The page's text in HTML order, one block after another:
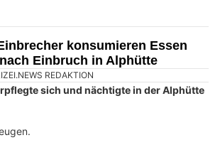
REDAKTION
Unbekannte in der Nacht auf Donnerstag,
Einbruch in ein Waffengeschäft verübt.
Fahndung konnte die Täterschaft